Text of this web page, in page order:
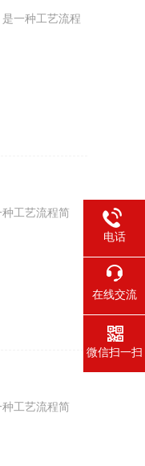
一种工艺流程
工艺流程简
工艺流程简
电话
在线交流
微信扫一扫